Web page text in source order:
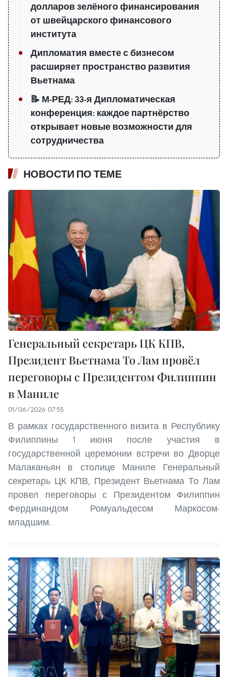
долларов зелёного финансирования
от швейцарского финансового
института
Дипломатия вместе с бизнесом
расширяет пространство развития
Вьетнама
📝 М-РЕД: 33-я Дипломатическая
конференция: каждое партнёрство
открывает новые возможности для
сотрудничества
НОВОСТИ ПО ТЕМЕ
Генеральный секретарь ЦК КПВ,
Президент Вьетнама То Лам провёл
переговоры с Президентом Филиппин
в Маниле
01/06/2026 07:55
В рамках государственного визита в Республику
Филиппины 1 июня после участия в
государственной церемонии встречи во Дворце
Малаканьян в столице Маниле Генеральный
секретарь ЦК КПВ, Президент Вьетнама То Лам
провел переговоры с Президентом Филиппин
Фердинандом Ромуальдесом Маркосом-
младшим.